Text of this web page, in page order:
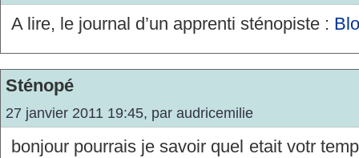
A lire, le journal d’un apprenti sténopiste :
Sténopé
27 janvier 2011 19:45, par audricemilie
bonjour pourrais je savoir quel etait votr